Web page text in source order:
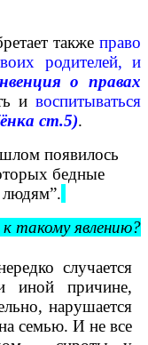
также право
родителей, и
о правах
ивоспитываться
ст.5).
появилось
бедные
такому явлению?
случается
иной причине,
нарушается
семью. И не все